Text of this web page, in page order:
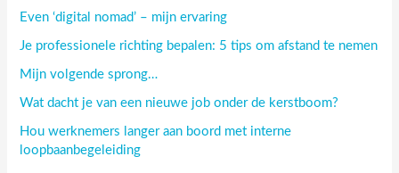
Even ‘digital nomad’ – mijn ervaring
Je professionele richting bepalen: 5 tips om afstand te nemen
Mijn volgende sprong…
Wat dacht je van een nieuwe job onder de kerstboom?
Hou werknemers langer aan boord met interne
loopbaanbegeleiding